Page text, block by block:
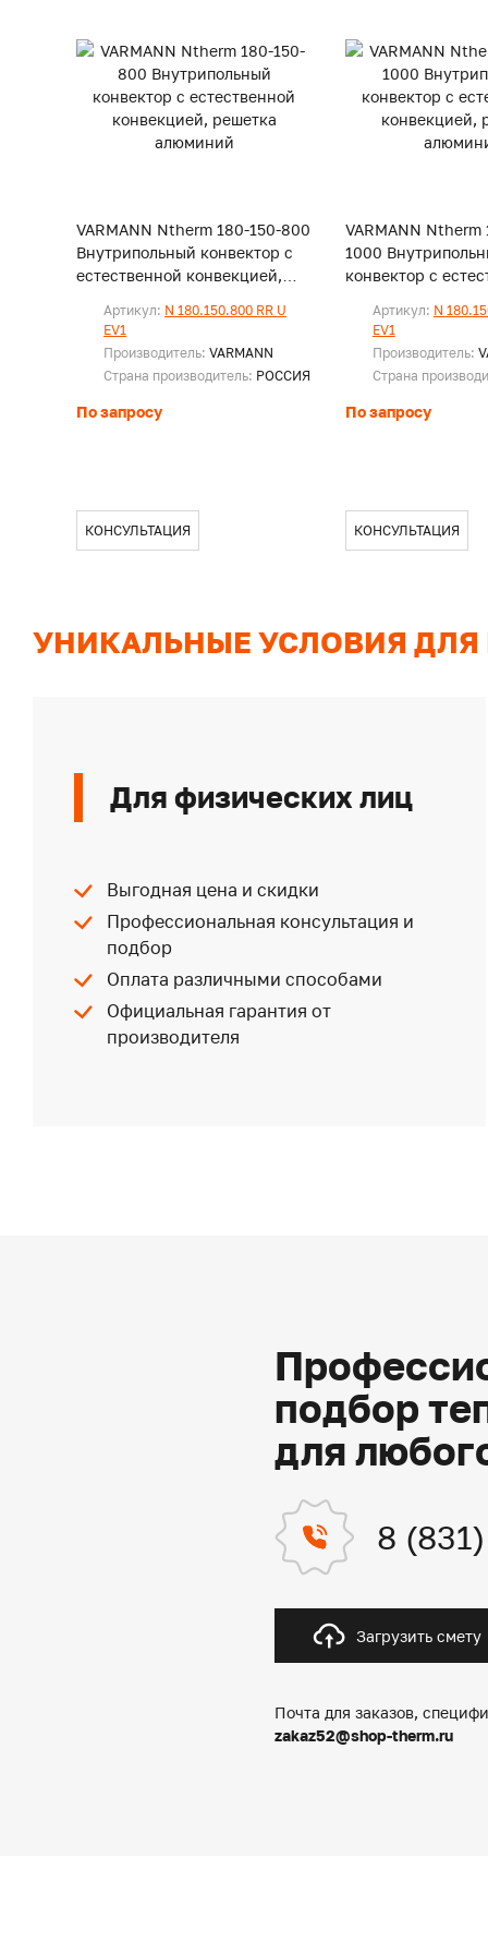
VARMANN Ntherm 180-150-800
Внутрипольный конвектор с
естественной конвекцией,
Артикул: N 180.150.800 RR U
EV1
Производитель: VARMANN
Страна производитель: РОССИЯ
По запросу
КОНСУЛЬТАЦИЯ
VARMANN Ntherm
1000
конвектор с
алюминий
Артикул: N
EV1
Производитель:
Страна
По запросу
КОНСУЛЬТАЦИЯ
УНИКАЛЬНЫЕ УСЛОВИЯ
Для физических лиц
Выгодная цена и скидки
Профессиональная консультация и
подбор
Оплата различными способами
Официальная гарантия от
производителя
подбор
для
8
Загрузить смету
Почта для заказов,
zakaz52@shop-therm.ru